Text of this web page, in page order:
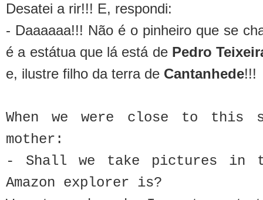
Desatei a rir!!! E, respondi:
- Daaaaaa!!! Não é o pinheiro que se
é a estátua que lá está dePedro
e, ilustre filho da terra de Cantanhede!!!
When we were close to this
mother:
- Shall we take pictures in
Amazon explorer is?